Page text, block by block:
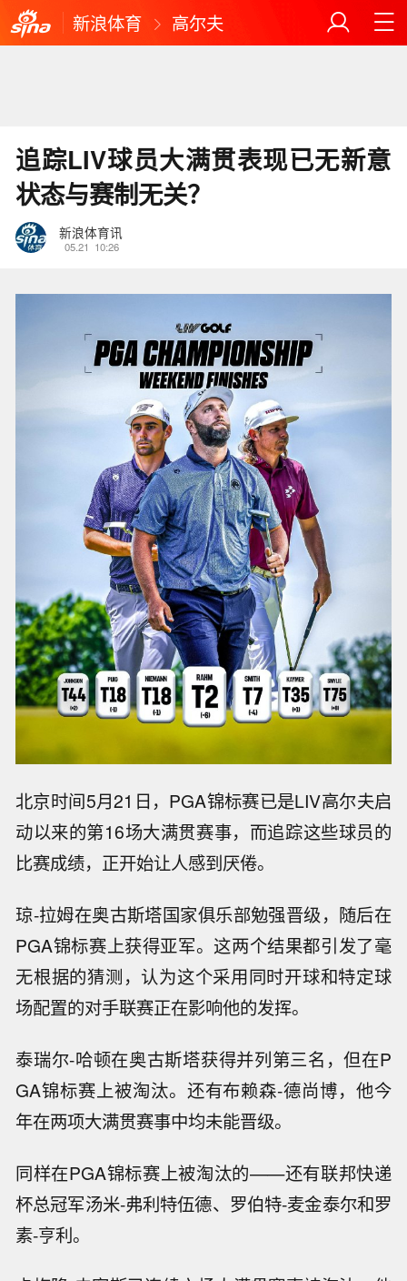
新浪体育 高尔夫
追踪LIV球员大满贯表现已无新意
状态与赛制无关？
新浪体育讯
05.21 10:26
北京时间5月21日，PGA锦标赛已是LIV高尔夫启
动以来的第16场大满贯赛事，而追踪这些球员的
比赛成绩，正开始让人感到厌倦。
琼-拉姆在奥古斯塔国家俱乐部勉强晋级，随后在
PGA锦标赛上获得亚军。这两个结果都引发了毫
无根据的猜测，认为这个采用同时开球和特定球
场配置的对手联赛正在影响他的发挥。
泰瑞尔-哈顿在奥古斯塔获得并列第三名，但在P
GA锦标赛上被淘汰。还有布赖森-德尚博，他今
年在两项大满贯赛事中均未能晋级。
同样在PGA锦标赛上被淘汰的——还有联邦快递
杯总冠军汤米-弗利特伍德、罗伯特-麦金泰尔和罗
素-亨利。